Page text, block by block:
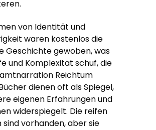
von Identität und
waren kostenlos die
Geschichte gewoben, was
und Komplexität schuf, die
Reichtum
dienen oft als Spiegel,
eigenen Erfahrungen und
widerspiegelt. Die reifen
sind vorhanden, aber sie